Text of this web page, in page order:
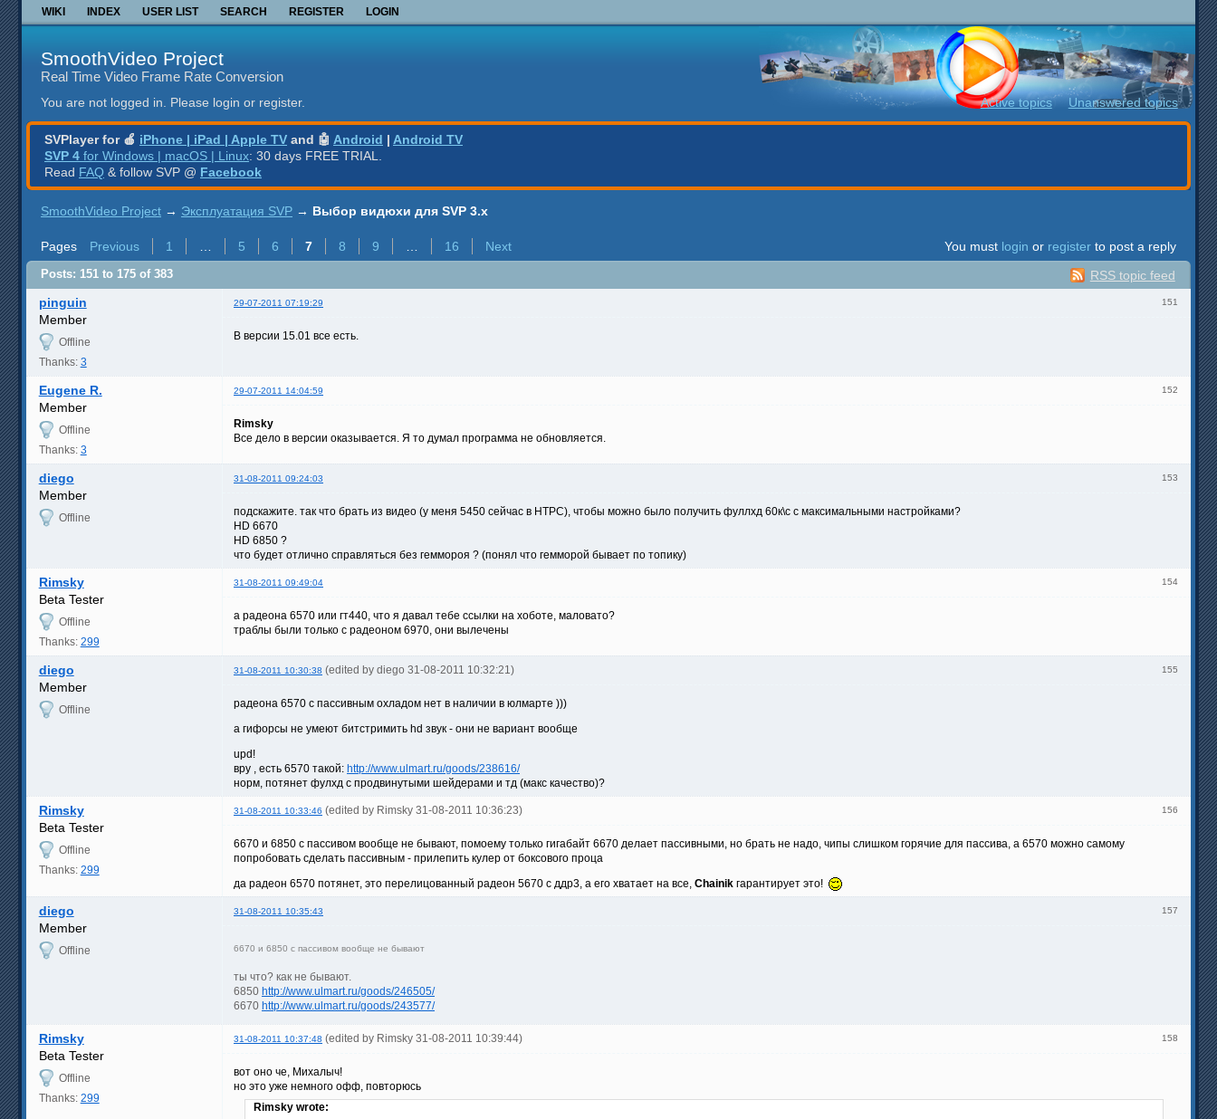
WIKI INDEX USER LIST SEARCH REGISTER LOGIN
SmoothVideo Project
Real Time Video Frame Rate Conversion
You are not logged in. Please login or register. Active topics Unanswered topics
SVPlayer for 🍎 iPhone | iPad | Apple TV and 🤖 Android | Android TV
SVP 4 for Windows | macOS | Linux: 30 days FREE TRIAL.
Read FAQ & follow SVP @ Facebook
SmoothVideo Project → Эксплуатация SVP → Выбор видюхи для SVP 3.x
Pages Previous 1 5 6 7 8 9 16 Next You must login or register to post a reply
RSS topic feed
Posts: 151 to 175 of 383
151
pinguin 29-07-2011 07:19:29
Member
Offline
Thanks: 3
В версии 15.01 все есть.
152
Eugene R. 29-07-2011 14:04:59
Member
Offline
Thanks: 3
Rimsky
Все дело в версии оказывается. Я то думал программа не обновляется.
153
diego 31-08-2011 09:24:03
Member
Offline
подскажите. так что брать из видео (у меня 5450 сейчас в HTPC), чтобы можно было получить фуллхд 60к\с с максимальными настройками?
HD 6670
HD 6850 ?
что будет отлично справляться без геммороя ? (понял что гемморой бывает по топику)
154
Rimsky 31-08-2011 09:49:04
Beta Tester
Offline
Thanks: 299
а радеона 6570 или гт440, что я давал тебе ссылки на хоботе, маловато?
траблы были только с радеоном 6970, они вылечены
155
diego 31-08-2011 10:30:38 (edited by diego 31-08-2011 10:32:21)
Member
Offline
радеона 6570 с пассивным охладом нет в наличии в юлмарте )))
а гифорсы не умеют битстримить hd звук - они не вариант вообще
upd!
вру , есть 6570 такой: http://www.ulmart.ru/goods/238616/
норм, потянет фулхд с продвинутыми шейдерами и тд (макс качество)?
156
Rimsky 31-08-2011 10:33:46 (edited by Rimsky 31-08-2011 10:36:23)
Beta Tester
Offline
Thanks: 299
6670 и 6850 с пассивом вообще не бывают, помоему только гигабайт 6670 делает пассивными, но брать не надо, чипы слишком горячие для пассива, а 6570 можно самому
попробовать сделать пассивным - прилепить кулер от боксового проца
да радеон 6570 потянет, это перелицованный радеон 5670 с ддр3, а его хватает на все, Chainik гарантирует это!
157
diego 31-08-2011 10:35:43
Member
Offline 6670 и 6850 с пассивом вообще не бывают
ты что? как не бывают.
6850 http://www.ulmart.ru/goods/246505/
6670 http://www.ulmart.ru/goods/243577/
158
Rimsky 31-08-2011 10:37:48 (edited by Rimsky 31-08-2011 10:39:44)
Beta Tester
Offline
Thanks: 299
вот оно че, Михалыч!
но это уже немного офф, повторюсь
Rimsky wrote: